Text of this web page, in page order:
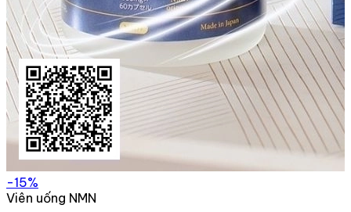
-15%
Viên uống NMN